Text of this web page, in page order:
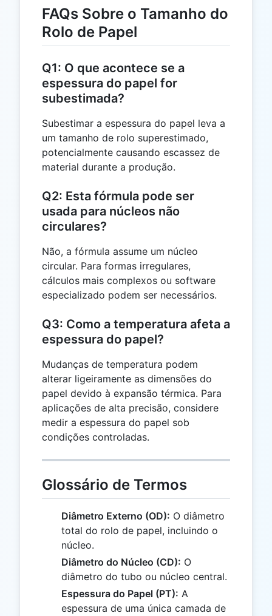
FAQs Sobre o Tamanho do
Rolo de Papel
Q1: O que acontece se a
espessura do papel for
subestimada?
Subestimar a espessura do papel leva a
um tamanho de rolo superestimado,
potencialmente causando escassez de
material durante a produção.
Q2: Esta fórmula pode ser
usada para núcleos não
circulares?
Não, a fórmula assume um núcleo
circular. Para formas irregulares,
cálculos mais complexos ou software
especializado podem ser necessários.
Q3: Como a temperatura afeta a
espessura do papel?
Mudanças de temperatura podem
alterar ligeiramente as dimensões do
papel devido à expansão térmica. Para
aplicações de alta precisão, considere
medir a espessura do papel sob
condições controladas.
Glossário de Termos
Diâmetro Externo (OD): O diâmetro
total do rolo de papel, incluindo o
núcleo.
Diâmetro do Núcleo (CD): O
diâmetro do tubo ou núcleo central.
Espessura do Papel (PT): A
espessura de uma única camada de